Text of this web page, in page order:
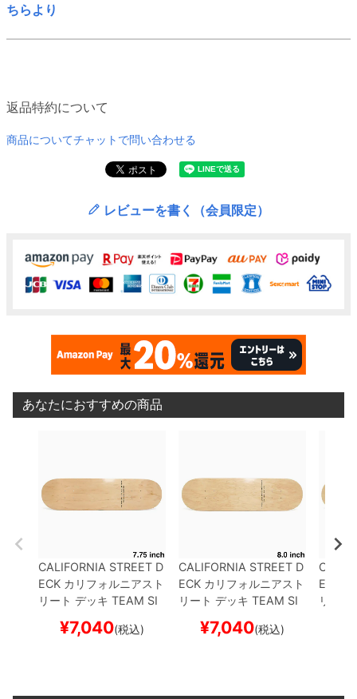
ちらより
返品特約について
商品についてチャットで問い合わせる
レビューを書く（会員限定）
あなたにおすすめの商品
CALIFORNIA STREET D
ECK カリフォルニアスト
リート デッキ TEAM SI
ンク（DSM）スケート
¥7,040(税込)
CALIFORNIA STREET D
ECK カリフォルニアスト
リート デッキ TEAM SI
ンク（DSM）スケート
¥7,040(税込)
ECK
リート